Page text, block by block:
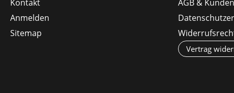
Kontakt
Anmelden
Sitemap
AGB &
Vertrag